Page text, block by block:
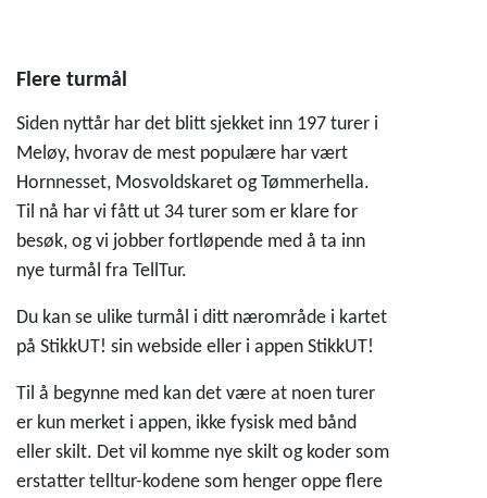
Flere turmål
Siden nyttår har det blitt sjekket inn 197 turer i
Meløy, hvorav de mest populære har vært
Hornnesset, Mosvoldskaret og Tømmerhella.
Til nå har vi fått ut 34 turer som er klare for
besøk, og vi jobber fortløpende med å ta inn
nye turmål fra TellTur.
Du kan se ulike turmål i ditt nærområde i kartet
på StikkUT! sin webside eller i appen StikkUT!
Til å begynne med kan det være at noen turer
er kun merket i appen, ikke fysisk med bånd
eller skilt. Det vil komme nye skilt og koder som
erstatter telltur-kodene som henger oppe flere